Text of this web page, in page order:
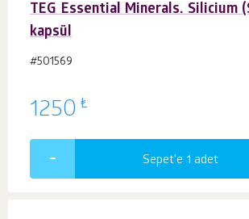
TEG Essential Minerals. Silicium
kapsül
#501569
1250 ₺
Sepet'e 1 adet